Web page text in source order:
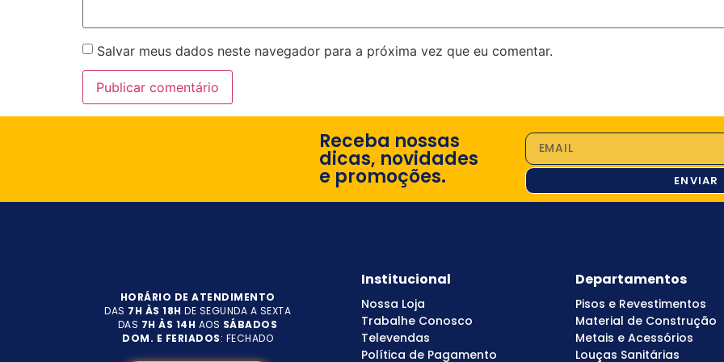
Salvar meus dados neste navegador para a próxima vez que eu comentar.
Receba nossas
dicas, novidades
e promoções. ENVIAR
HORÁRIO DE ATENDIMENTO
DAS 7H ÀS 18H DE SEGUNDA A SEXTA
DAS 7H ÀS 14H AOS SÁBADOS
DOM. E FERIADOS: FECHADO
Institucional
Nossa Loja
Trabalhe Conosco
Televendas
Política de Pagamento
Departamentos
Pisos e Revestimentos
Material de Construção
Metais e Acessórios
Louças Sanitárias